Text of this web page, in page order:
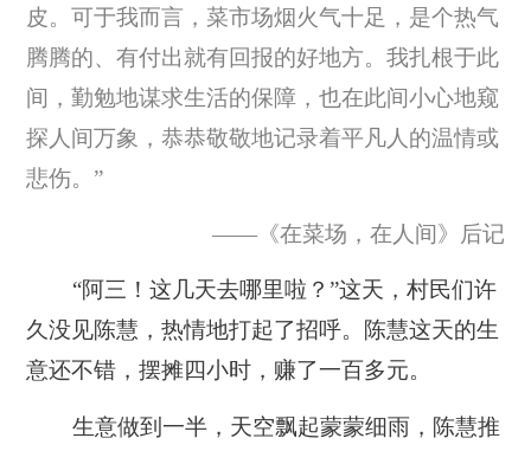
皮。可于我而言，菜市场烟火气十足，是个热气
腾腾的、有付出就有回报的好地方。我扎根于此
间，勤勉地谋求生活的保障，也在此间小心地窥
探人间万象，恭恭敬敬地记录着平凡人的温情或
悲伤。”
——《在菜场，在人间》后记
“阿三！这几天去哪里啦？”这天，村民们许
久没见陈慧，热情地打起了招呼。陈慧这天的生
意还不错，摆摊四小时，赚了一百多元。
生意做到一半，天空飘起蒙蒙细雨，陈慧推